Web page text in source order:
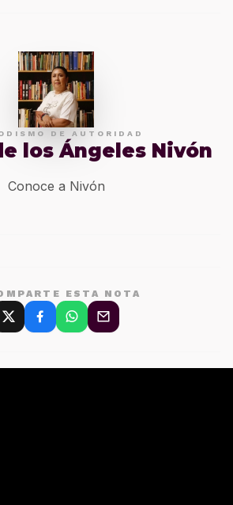
DE AUTORIDAD
los Ángeles Nivón
Conoce a Nivón
ESTA NOTA